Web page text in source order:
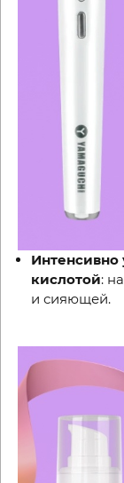
кислотой:
и сияющей.